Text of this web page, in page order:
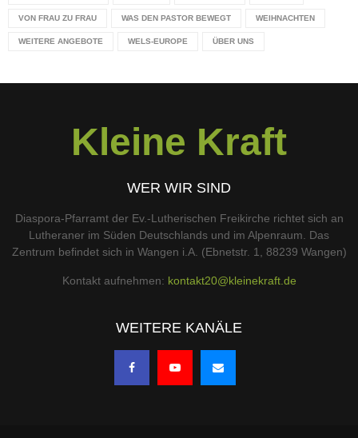
VON FRAU ZU FRAU WAS DEN PASTOR BEWEGT WEIHNACHTEN
WEITERE ANGEBOTE WELS-EUROPE ÜBER UNS
Kleine Kraft
WER WIR SIND
Diaspora-Pfarramt der Ev.-Lutherischen Freikirche richtet sich an
Lutheraner im Süden Deutschlands und im Alpenraum. Das
Zentrum befindet sich in Wangen i.A. (Ebnetstr. 1, 88239 Wangen)
Kontakt aufnehmen: kontakt20@kleinekraft.de
WEITERE KANÄLE